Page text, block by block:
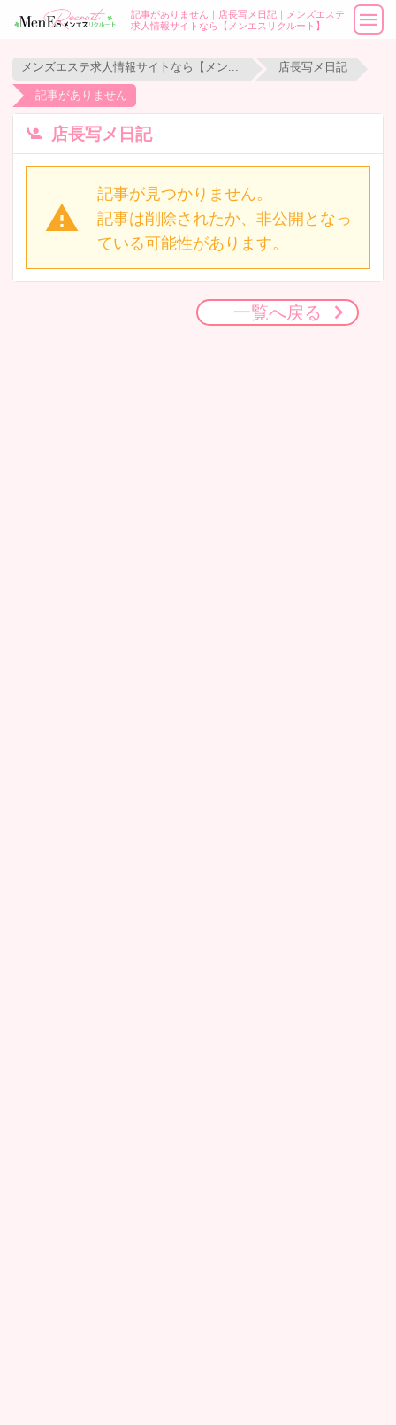
記事がありません｜店長写メ日記｜メンズエステ
求人情報サイトなら【メンエスリクルート】
店長写メ日記
記事がありません
店長写メ日記
記事が見つかりません。
記事は削除されたか、非公開となっ
ている可能性があります。
一覧へ戻る